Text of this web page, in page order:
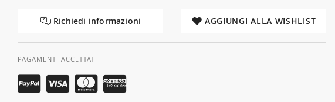
Richiedi informazioni AGGIUNGI ALLA WISHLIST
PAGAMENTI ACCETTATI